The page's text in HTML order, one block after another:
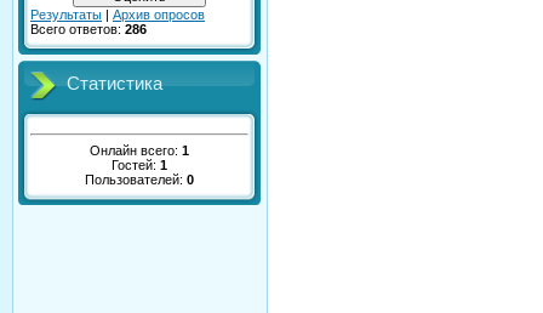
Результаты | Архив опросов
Всего ответов: 286
Статистика
Онлайн всего: 1
Гостей: 1
Пользователей: 0